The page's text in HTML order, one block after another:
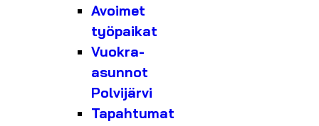
Avoimet
työpaikat
Vuokra-
asunnot
Polvijärvi
Tapahtumat